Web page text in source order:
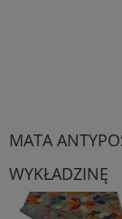
MATA
WYKŁADZINĘ